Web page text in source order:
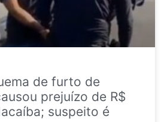
de furto de
prejuízo de R$
suspeito é